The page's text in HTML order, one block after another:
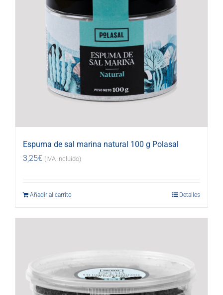
Espuma de sal marina natural 100 g Polasal
3,25€ (IVA incluido)
Añadir al carrito Detalles